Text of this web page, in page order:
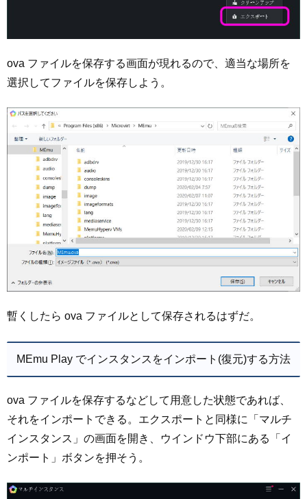
ova ファイルを保存する画面が現れるので、適当な場所を
選択してファイルを保存しよう。
暫くしたら ova ファイルとして保存されるはずだ。
MEmu Play でインスタンスをインポート(復元)する方法
ova ファイルを保存するなどして用意した状態であれば、
それをインポートできる。エクスポートと同様に「マルチ
インスタンス」の画面を開き、ウインドウ下部にある「イ
ンポート」ボタンを押そう。